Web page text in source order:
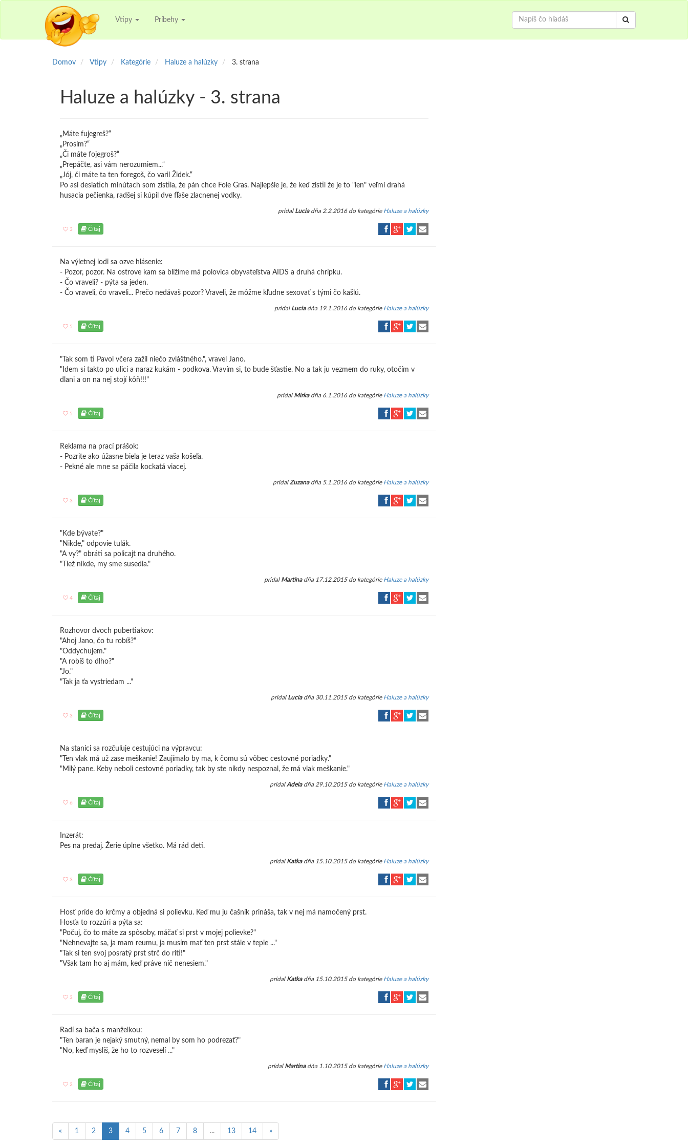
Vtipy Príbehy
Domov Vtipy Kategórie Haluze a halúzky 3. strana
Haluze a halúzky - 3. strana
„Máte fujegreš?“
„Prosím?“
„Či máte fojegroš?“
„Prepáčte, asi vám nerozumiem...“
„Jój, či máte ta ten foregoš, čo varil Židek.“
Po asi desiatich minútach som zistila, že pán chce Foie Gras. Najlepšie je, že keď zistil že je to "len" veľmi drahá
husacia pečienka, radšej si kúpil dve fľaše zlacnenej vodky.
pridal Luciadňa 2.2.2016 do kategórie Haluze a halúzky
3 Čítaj
Na výletnej lodi sa ozve hlásenie:
- Pozor, pozor. Na ostrove kam sa blížíme má polovica obyvateľstva AIDS a druhá chrípku.
- Čo vraveli? - pýta sa jeden.
- Čo vraveli, čo vraveli... Prečo nedávaš pozor? Vraveli, že môžme kľudne sexovať s tými čo kašlú.
pridal Luciadňa 19.1.2016 do kategórie Haluze a halúzky
5 Čítaj
"Tak som ti Pavol včera zažil niečo zvláštného.", vravel Jano.
"Idem si takto po ulici a naraz kukám - podkova. Vravím si, to bude šťastie. No a tak ju vezmem do ruky, otočím v
dlani a on na nej stojí kôň!!!"
pridal Mirkadňa 6.1.2016 do kategórie Haluze a halúzky
5 Čítaj
Reklama na prací prášok:
- Pozrite ako úžasne biela je teraz vaša košeľa.
- Pekné ale mne sa páčila kockatá viacej.
pridalZuzanadňa 5.1.2016 do kategórie Haluze a halúzky
3 Čítaj
"Kde bývate?"
"Nikde," odpovie tulák.
"A vy?" obráti sa policajt na druhého.
"Tiež nikde, my sme susedia."
pridal Martinadňa 17.12.2015 do kategórie Haluze a halúzky
4 Čítaj
Rozhovor dvoch pubertiakov:
"Ahoj Jano, čo tu robíš?"
"Oddychujem."
"A robíš to dlho?"
"Jo."
"Tak ja ťa vystriedam ..."
pridal Luciadňa 30.11.2015 do kategórie Haluze a halúzky
3 Čítaj
Na stanici sa rozčuľuje cestujúci na výpravcu:
"Ten vlak má už zase meškanie! Zaujímalo by ma, k čomu sú vôbec cestovné poriadky."
"Milý pane. Keby neboli cestovné poriadky, tak by ste nikdy nespoznal, že má vlak meškanie."
pridalAdeladňa 29.10.2015 do kategórie Haluze a halúzky
6 Čítaj
Inzerát:
Pes na predaj. Žerie úplne všetko. Má rád deti.
pridal Katkadňa 15.10.2015 do kategórie Haluze a halúzky
3 Čítaj
Hosť príde do krčmy a objedná si polievku. Keď mu ju čašník prináša, tak v nej má namočený prst.
Hosťa to rozzúri a pýta sa:
"Počuj, čo to máte za spôsoby, máčať si prst v mojej polievke?"
"Nehnevajte sa, ja mam reumu, ja musím mať ten prst stále v teple ..."
"Tak si ten svoj posratý prst strč do riti!"
"Však tam ho aj mám, keď práve nič nenesiem."
pridal Katkadňa 15.10.2015 do kategórie Haluze a halúzky
3 Čítaj
Radí sa bača s manželkou:
"Ten baran je nejaký smutný, nemal by som ho podrezať?"
"No, keď mysliš, že ho to rozveselí ..."
pridal Martinadňa 1.10.2015 do kategórie Haluze a halúzky
2 Čítaj
« 1 2 3 4 5 6 7 8 ... 13 14 »